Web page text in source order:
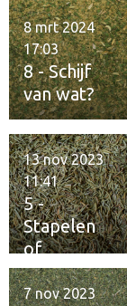
8 - Schijf
van wat?
8 mrt 2024
17:03
5 -
Stapelen
of
verzamele
n
13 nov 2023
11:41
7 nov 2023